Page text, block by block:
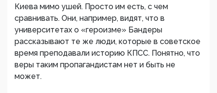
Киева мимо ушей. Просто им есть, с чем
сравнивать. Они, например, видят, что в
университетах о «героизме» Бандеры
рассказывают те же люди, которые в советское
время преподавали историю КПСС. Понятно, что
веры таким пропагандистам нет и быть не
может.